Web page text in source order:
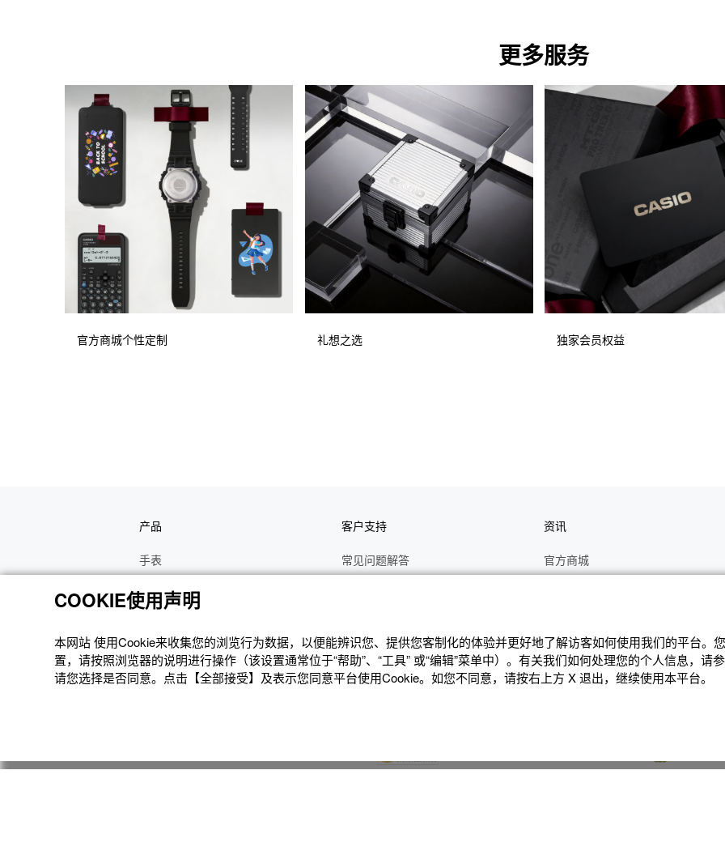
更多服务
官方商城个性定制 礼想之选 独家会员权益
产品
手表
函数计算器
办公计算器
电子辞典
客户支持
常见问题解答
维修
修理状态查询
资讯
官方商城
最新资讯
公告
COOKIE使用声明
本网站 使⽤Cookie来收集您的浏览⾏为数据，以便能辨识您、提供您客制化的体验并更好地了解访客如何使⽤我们的平台。
置，请按照浏览器的说明进⾏操作（该设置通常位于“帮助”、“⼯具” 或“编辑”菜单中）。有关我们如何处理您的个⼈信息，请
请您选择是否同意。点击【全部接受】及表示您同意平台使用Cookie。如您不同意，请按右上⽅ X 退出，继续使⽤本平台。